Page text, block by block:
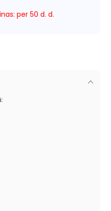
per 50 d. d.